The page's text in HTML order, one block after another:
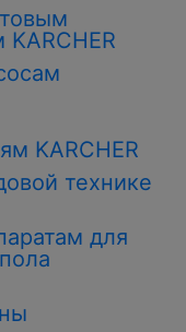
KARCHER
технике
для